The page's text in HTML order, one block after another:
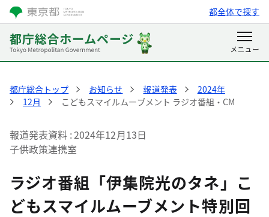
都全体で探す
都庁総合トップ お知らせ 報道発表
2024年
12月
こどもスマイルムーブメント ラジオ番組・CM
報道発表資料 2024年12月13日
子供政策連携室
ラジオ番組「伊集院光のタネ」こ
どもスマイルムーブメント特別回